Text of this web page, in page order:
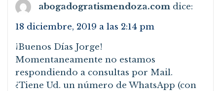
abogadogratismendoza.com dice:
18 diciembre, 2019 a las 2:14 pm
¡Buenos Días Jorge!
Momentaneamente no estamos
respondiendo a consultas por Mail.
¿Tiene Ud. un número de WhatsApp (con